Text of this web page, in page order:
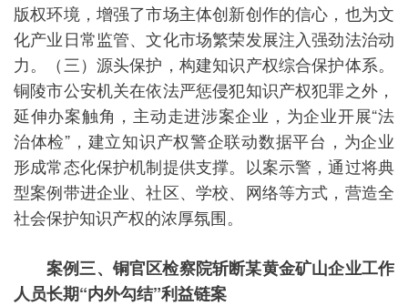
版权环境，增强了市场主体创新创作的信心，也为文
化产业日常监管、文化市场繁荣发展注入强劲法治动
力。（三）源头保护，构建知识产权综合保护体系。
铜陵市公安机关在依法严惩侵犯知识产权犯罪之外，
延伸办案触角，主动走进涉案企业，为企业开展“法
治体检”，建立知识产权警企联动数据平台，为企业
形成常态化保护机制提供支撑。以案示警，通过将典
型案例带进企业、社区、学校、网络等方式，营造全
社会保护知识产权的浓厚氛围。
案例三、铜官区检察院斩断某黄金矿山企业工作
人员长期“内外勾结”利益链案